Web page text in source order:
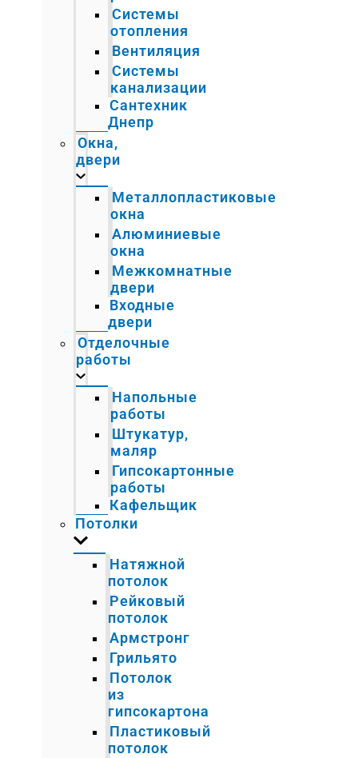
Системы
отопления
Вентиляция
Системы
канализации
Сантехник
Днепр
Окна,
двери
Металлопластиковые
окна
Алюминиевые
окна
Межкомнатные
двери
Входные
двери
Отделочные
работы
Напольные
работы
Штукатур,
маляр
Гипсокартонные
работы
Кафельщик
Потолки
Натяжной
потолок
Рейковый
потолок
Армстронг
Грильято
Потолок
из
гипсокартона
Пластиковый
потолок